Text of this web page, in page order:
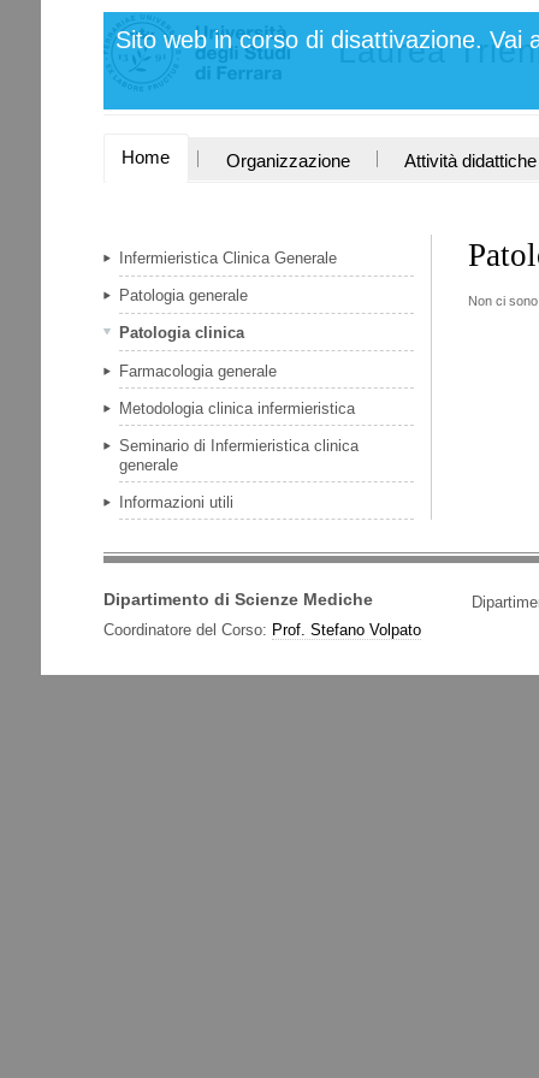
contenuti.
Salta
navigazione
Strumenti
personali
Sito web in corso di disattivazione. Vai
Laurea
SEZIONI
Home Organizzazione Attività didattiche
Non ci
Infermieristica Clinica Generale
Patologia generale
Patologia clinica
Farmacologia generale
Metodologia clinica infermieristica
Seminario di Infermieristica clinica
generale
Informazioni utili
Dipartimento di Scienze Mediche
Coordinatore del Corso: Prof. Stefano Volpato